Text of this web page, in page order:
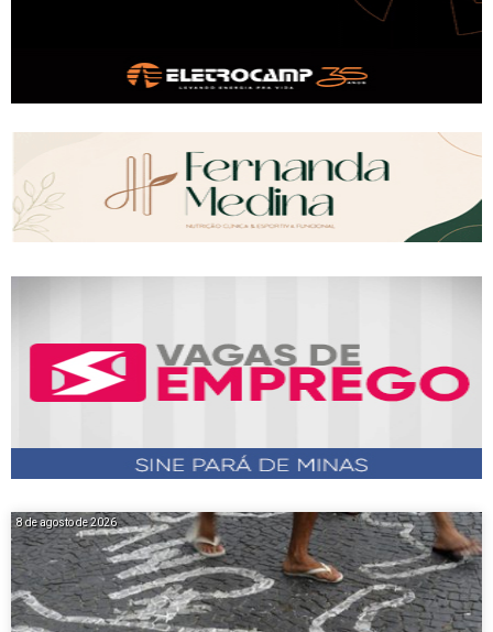
8 de agosto de 2026